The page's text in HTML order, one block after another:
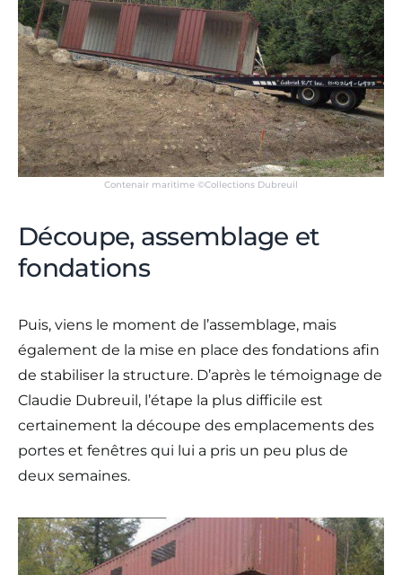
Contenair maritime ©Collections Dubreuil
Découpe, assemblage et
fondations
Puis, viens le moment de l’assemblage, mais
également de la mise en place des fondations afin
de stabiliser la structure. D’après le témoignage de
Claudie Dubreuil, l’étape la plus difficile est
certainement la découpe des emplacements des
portes et fenêtres qui lui a pris un peu plus de
deux semaines.